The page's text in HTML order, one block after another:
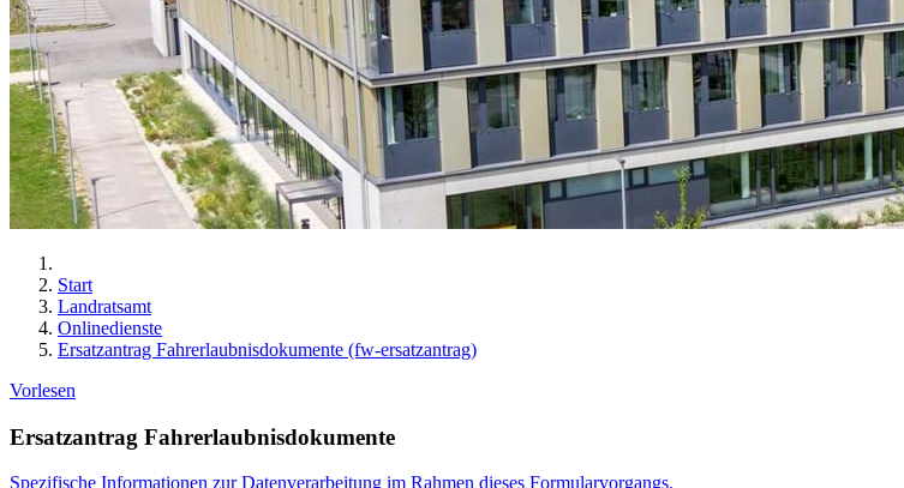
Start
Landratsamt
Onlinedienste
Ersatzantrag Fahrerlaubnisdokumente (fw-ersatzantrag)
Vorlesen
Ersatzantrag Fahrerlaubnisdokumente
Spezifische Informationen zur Datenverarbeitung im Rahmen dieses Formularvorgangs.